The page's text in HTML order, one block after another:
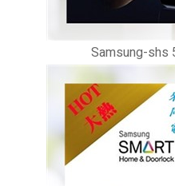
Samsung-shs